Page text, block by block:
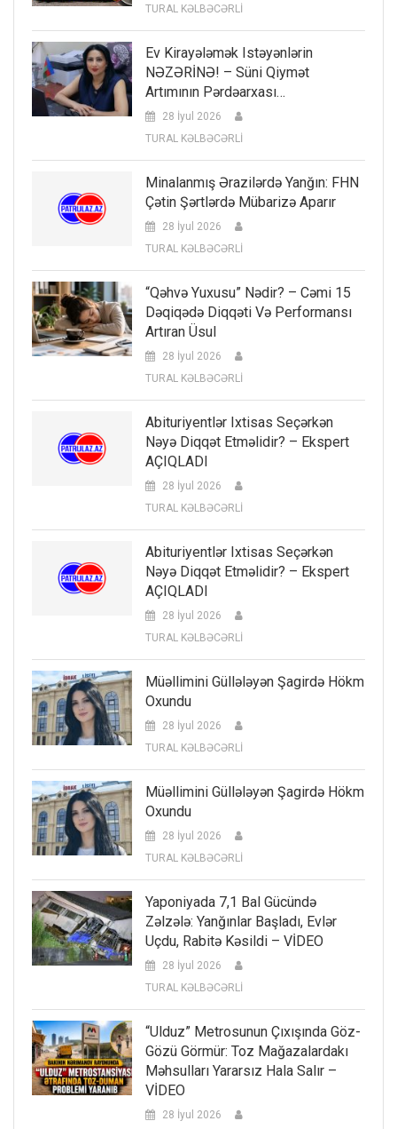
TURAL KƏLBƏCƏRLİ
Ev Kirayələmək Istəyənlərin
NƏZƏRİNƏ! – Süni Qiymət
Artımının Pərdəarxası…
28 İyul 2026
TURAL KƏLBƏCƏRLİ
Minalanmış Ərazilərdə Yanğın: FHN
Çətin Şərtlərdə Mübarizə Aparır
28 İyul 2026
TURAL KƏLBƏCƏRLİ
“Qəhvə Yuxusu” Nədir? – Cəmi 15
Dəqiqədə Diqqəti Və Performansı
Artıran Üsul
28 İyul 2026
TURAL KƏLBƏCƏRLİ
Abituriyentlər Ixtisas Seçərkən
Nəyə Diqqət Etməlidir? – Ekspert
AÇIQLADI
28 İyul 2026
TURAL KƏLBƏCƏRLİ
Abituriyentlər Ixtisas Seçərkən
Nəyə Diqqət Etməlidir? – Ekspert
AÇIQLADI
28 İyul 2026
TURAL KƏLBƏCƏRLİ
Müəllimini Güllələyən Şagirdə Hökm
Oxundu
28 İyul 2026
TURAL KƏLBƏCƏRLİ
Müəllimini Güllələyən Şagirdə Hökm
Oxundu
28 İyul 2026
TURAL KƏLBƏCƏRLİ
Yaponiyada 7,1 Bal Gücündə
Zəlzələ: Yanğınlar Başladı, Evlər
Uçdu, Rabitə Kəsildi – VİDEO
28 İyul 2026
TURAL KƏLBƏCƏRLİ
“Ulduz” Metrosunun Çıxışında Göz-
Gözü Görmür: Toz Mağazalardakı
Məhsulları Yararsız Hala Salır –
VİDEO
28 İyul 2026